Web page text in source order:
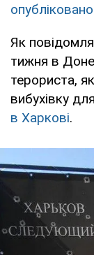
Як
тижня в
терориста,
вибухівку
в Харкові.